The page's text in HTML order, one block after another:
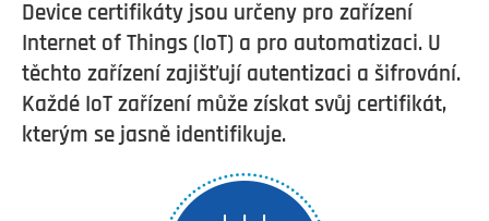
Device certifikáty jsou určeny pro zařízení
Internet of Things (IoT) a pro automatizaci. U
těchto zařízení zajišťují autentizaci a šifrování.
Každé IoT zařízení může získat svůj certifikát,
kterým se jasně identifikuje.